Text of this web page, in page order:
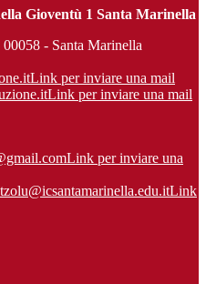
Gioventù 1 Santa Marinella
- Santa Marinella
Link per inviare una mail
Link per inviare una mail
Link per inviare una
Link